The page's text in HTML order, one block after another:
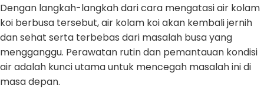
Dengan langkah-langkah dari cara mengatasi air kolam
koi berbusa tersebut, air kolam koi akan kembali jernih
dan sehat serta terbebas dari masalah busa yang
mengganggu. Perawatan rutin dan pemantauan kondisi
air adalah kunci utama untuk mencegah masalah ini di
masa depan.